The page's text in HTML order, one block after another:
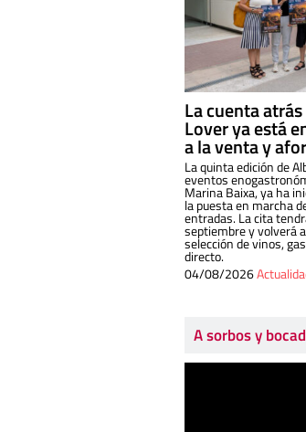
La cuenta
Lover ya está
a la venta y
La quinta edición de
eventos
Marina Baixa, ya ha
la puesta en marcha
entradas. La cita
septiembre y volverá
selección de vinos,
directo.
04/08/2026
A sorbos y